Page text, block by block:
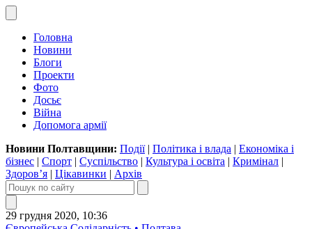
Головна
Новини
Блоги
Проекти
Фото
Досьє
Війна
Допомога армії
Новини Полтавщини: Події| Політика і влада | Економіка і
бізнес | Спорт | Суспільство | Культура і освіта | Кримінал |
Здоров’я | Цікавинки | Архів
29 грудня 2020, 10:36